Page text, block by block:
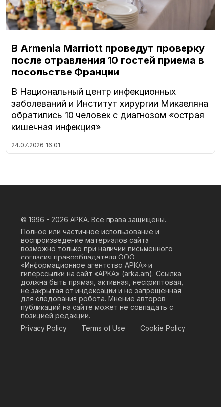
В Armenia Marriott проведут проверку
после отравления 10 гостей приема в
посольстве Франции
В Национальный центр инфекционных
заболеваний и Институт хирургии Микаеляна
обратились 10 человек с диагнозом «острая
кишечная инфекция»
24.07.2026 16:01
© 1996 - 2026 АРКА. Все права защищены.
Полное или частичное использование и
воспроизведение материалов сайта
возможно только при наличии письменного
согласия правообладателя ООО
«Информационное агентство АРКА» и
гиперссылки на сайт «АРКА» (arka.am). Ссылка
должна быть прямая, активная, нескриптовая,
не закрытая от индексации и не запрещенная
для следования робота. Мнение авторов
публикаций на сайте может не совпадать с
позицией редакции.
Privacy Policy
Terms of Use Cookie Policy